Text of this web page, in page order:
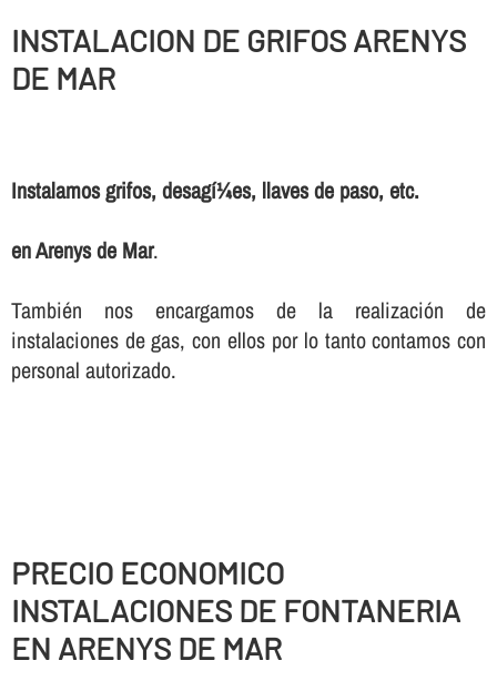
INSTALACION DE GRIFOS ARENYS
DE MAR
Instalamos grifos, desagí¼es, llaves de paso, etc.
en Arenys de Mar.
También nos encargamos de la realización de
instalaciones de gas, con ellos por lo tanto contamos con
personal autorizado.
PRECIO ECONOMICO
INSTALACIONES DE FONTANERIA
EN ARENYS DE MAR